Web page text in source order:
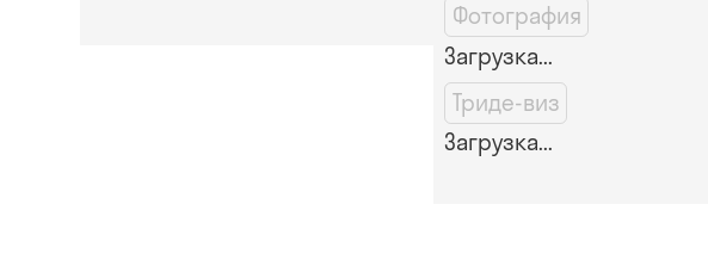
Фотография
Загрузка...
Триде-виз
Загрузка...